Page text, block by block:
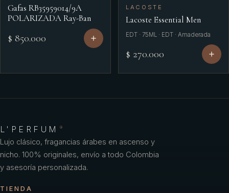
Gafas RB35959014/9A
POLARIZADA Ray-Ban
$ 850.000
LACOSTE
Lacoste Essential Men
EDT · 75ML · EDT · Amaderada
$ 270.000
L'PERFUM ®
Lujo clásico, fragancias árabes en ascenso y
nicho. 100% originales, envío a todo Colombia
y asesoría personalizada.
TIENDA